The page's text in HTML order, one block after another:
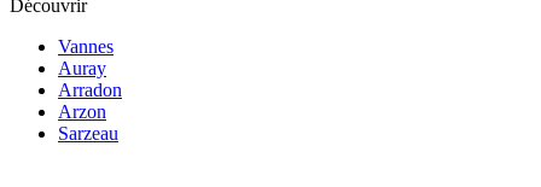
Découvrir
Vannes
Auray
Arradon
Arzon
Sarzeau